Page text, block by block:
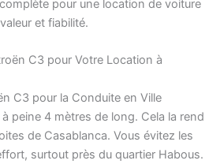
pour une location de voiture
et fiabilité.
C3 pour Votre Location à
C3 pour la Conduite en Ville
peine 4 mètres de long. Cela la rend
de Casablanca. Vous évitez les
surtout près du quartier Habous.